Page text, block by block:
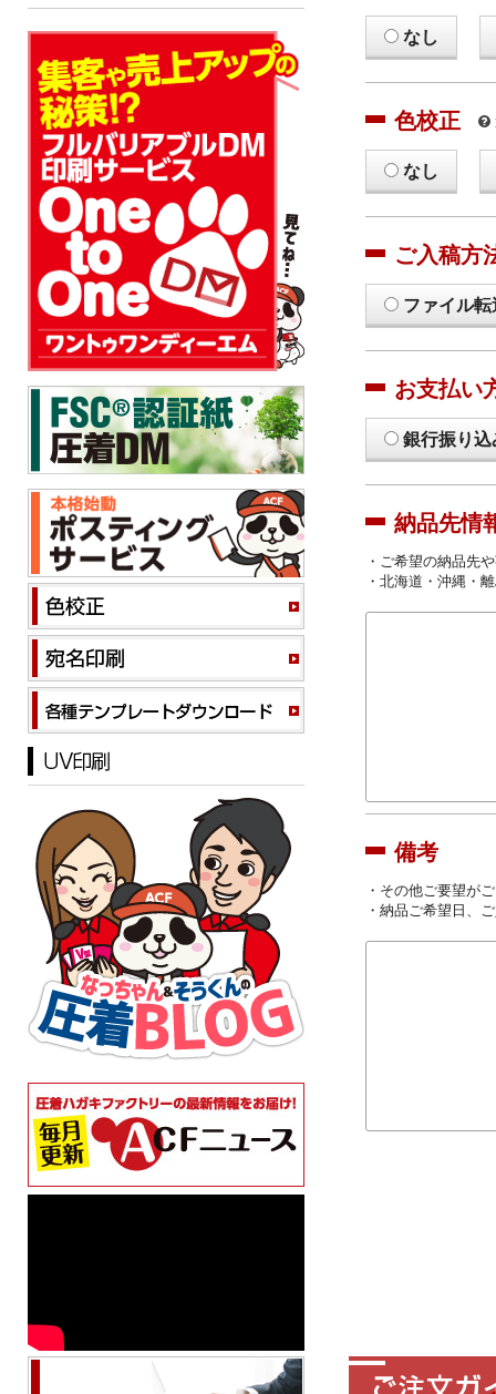
なし
色校正
なし
ご入稿方
ファイル
お支払い
銀行振り込
納品先情
・ご希望の納品先
・北海道・沖縄・
備考
・その他ご要望が
・納品ご希望日、